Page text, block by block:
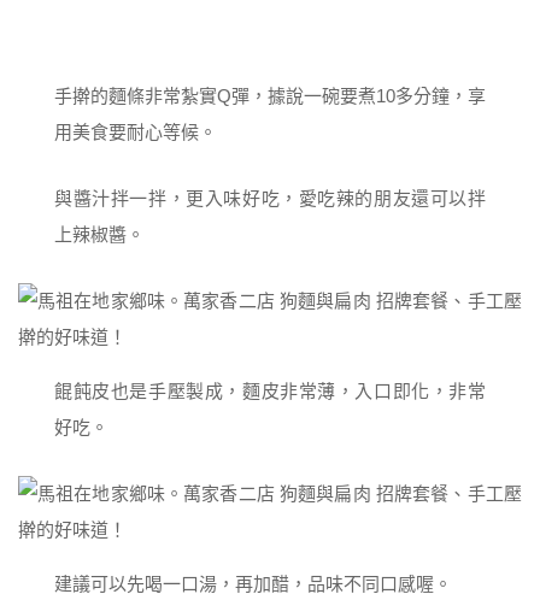
手擀的麵條非常紮實Q彈，據說一碗要煮10多分鐘，享
用美食要耐心等候。
與醬汁拌一拌，更入味好吃，愛吃辣的朋友還可以拌
上辣椒醬。
餛飩皮也是手壓製成，麵皮非常薄，入口即化，非常
好吃。
建議可以先喝一口湯，再加醋，品味不同口感喔。